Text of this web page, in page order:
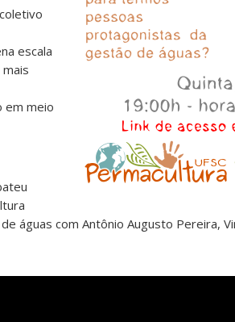
escala
em meio
águas com Antônio Augusto Pereira,